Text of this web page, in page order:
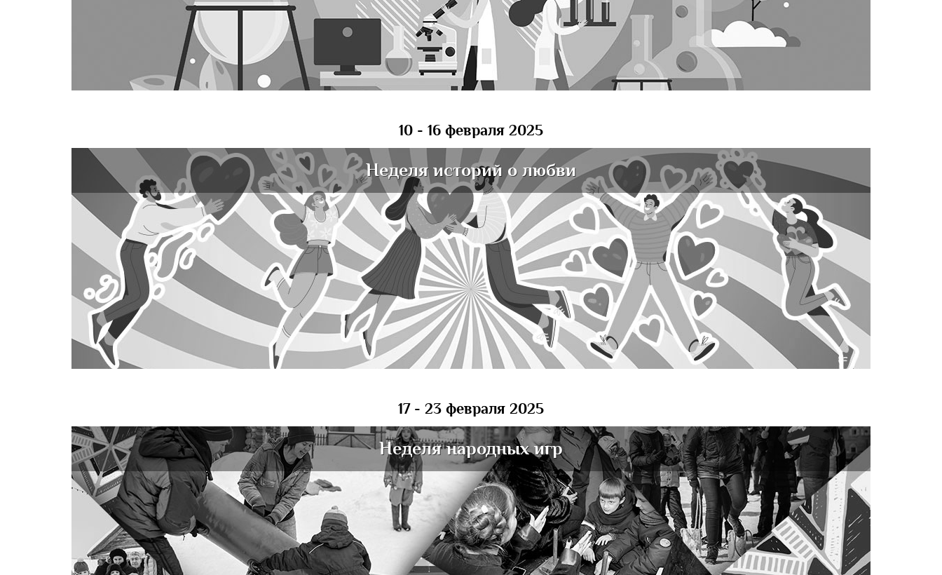
10 - 16 февраля 2025
Неделя историй о любви
17 - 23 февраля 2025
Неделя народных игр